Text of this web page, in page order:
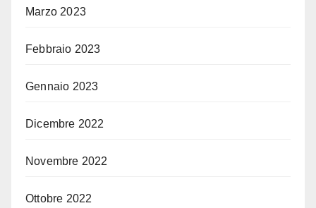
Marzo 2023
Febbraio 2023
Gennaio 2023
Dicembre 2022
Novembre 2022
Ottobre 2022